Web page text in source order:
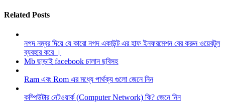
Related Posts
নগদ নম্বর দিয়ে যে কারো নগদ একাউন্ট এর হাফ ইনফরমেশন বের করুন ওয়েবটুল
ব্যবহার করে ।
Mb ছাড়াই facebook চালান ছবিসহ
Ram এবং Rom এর মধ্যে পার্থক্য গুলো জেনে নিন
কম্পিউটার নেটওয়ার্ক (Computer Network) কি? জেনে নিন